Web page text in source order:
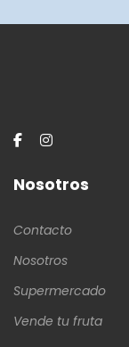
Nosotros
Contacto
Nosotros
Supermercado
Vende tu fruta